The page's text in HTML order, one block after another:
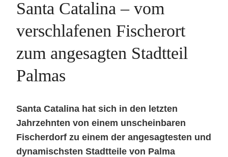
Santa Catalina – vom
verschlafenen Fischerort
zum angesagten Stadtteil
Palmas
Santa Catalina hat sich in den letzten
Jahrzehnten von einem unscheinbaren
Fischerdorf zu einem der angesagtesten und
dynamischsten Stadtteile von Palma